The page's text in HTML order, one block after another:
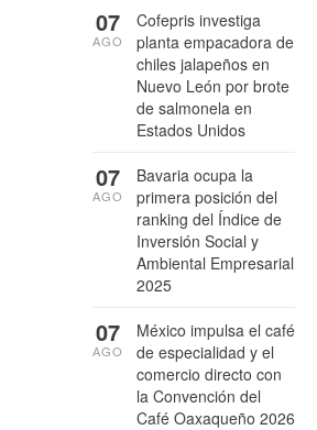
Cofepris investiga
planta empacadora de
chiles jalapeños en
Nuevo León por brote
de salmonela en
Estados Unidos
07
AGO
Bavaria ocupa la
primera posición del
ranking del Índice de
Inversión Social y
Ambiental Empresarial
2025
07
AGO
México impulsa el café
de especialidad y el
comercio directo con
la Convención del
Café Oaxaqueño 2026
07
AGO